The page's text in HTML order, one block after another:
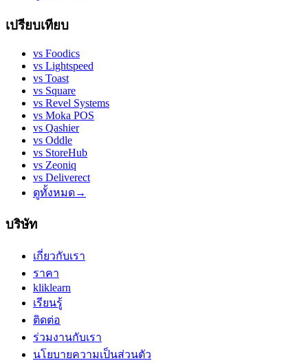
เปรียบเทียบ
vs Foodics
vs Lightspeed
vs Toast
vs Square
vs Revel Systems
vs Moka POS
vs Qashier
vs Oddle
vs StoreHub
vs Zeoniq
vs Deliverect
ดูทั้งหมด→
บริษัท
เกี่ยวกับเรา
ราคา
kliklearn
เรียนรู้
ติดต่อ
ร่วมงานกับเรา
นโยบายความเป็นส่วนตัว